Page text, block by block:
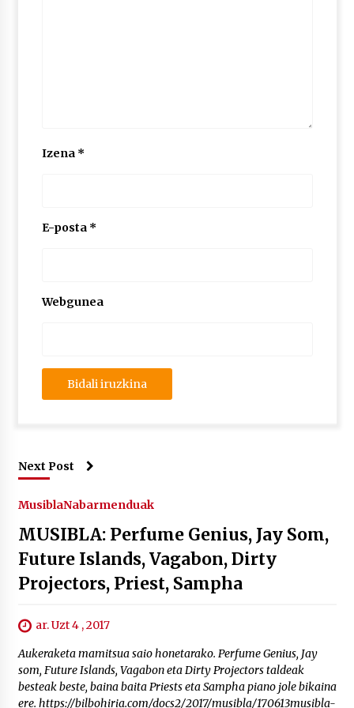
Izena *
E-posta *
Webgunea
Next Post
MusiblaNabarmenduak
MUSIBLA: Perfume Genius, Jay Som,
Future Islands, Vagabon, Dirty
Projectors, Priest, Sampha
ar. Uzt 4 , 2017
Aukeraketa mamitsua saio honetarako. Perfume Genius, Jay
som, Future Islands, Vagabon eta Dirty Projectors taldeak
besteak beste, baina baita Priests eta Sampha piano jole bikaina
ere. https://bilbohiria.com/docs2/2017/musibla/170613musibla-